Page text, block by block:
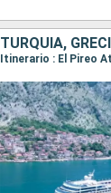
TURQUÍA,
Itinerario : El Pireo